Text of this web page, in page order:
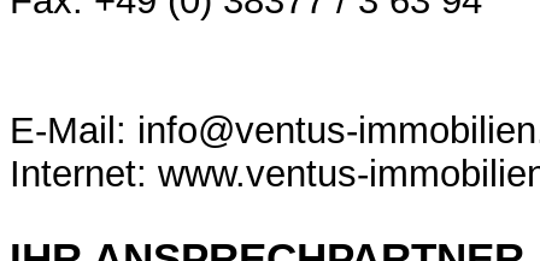
E-Mail: info@ventus-
Internet: www.ventus-